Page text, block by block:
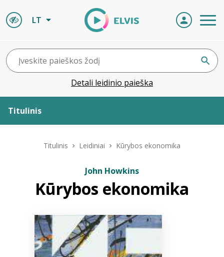
LT
Detali leidinio paieška
Titulinis
ELVIS atvyksta
Naujienos
Bibliotekoms
Titulinis Leidiniai Kūrybos ekonomika
John Howkins
Kūrybos ekonomika